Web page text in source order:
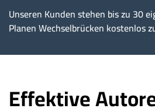
Unseren Kunden stehen bis zu 30
Planen Wechselbrücken kostenlos
Effektive